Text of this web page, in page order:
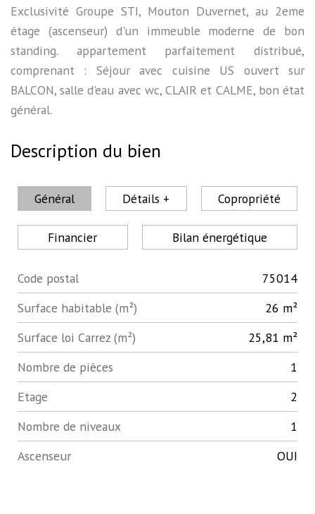
Exclusivité Groupe STI, Mouton Duvernet, au 2eme
étage (ascenseur) d'un immeuble moderne de bon
standing. appartement parfaitement distribué,
comprenant : Séjour avec cuisine US ouvert sur
BALCON, salle d'eau avec wc, CLAIR et CALME, bon état
général.
Description du bien
Général Détails + Copropriété
Financier Bilan énergétique
Label
Code postal
75014
Surface habitable (m²)
26 m²
Surface loi Carrez (m²)
25,81 m²
Nombre de pièces
1
Etage
2
Nombre de niveaux
1
Ascenseur
OUI